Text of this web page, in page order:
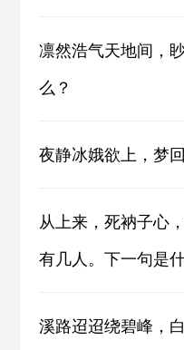
凛然浩气天地间，
么？
夜静冰娥欲上，梦
从上来，死衲子心
有几人。下一句是
溪路迢迢绕碧峰，